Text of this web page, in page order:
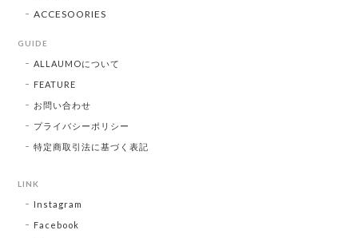
ACCESOORIES
GUIDE
ALLAUMOについて
FEATURE
お問い合わせ
プライバシーポリシー
特定商取引法に基づく表記
LINK
Instagram
Facebook